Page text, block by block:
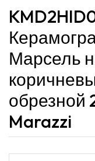
Марсель
обрезной
Marazzi